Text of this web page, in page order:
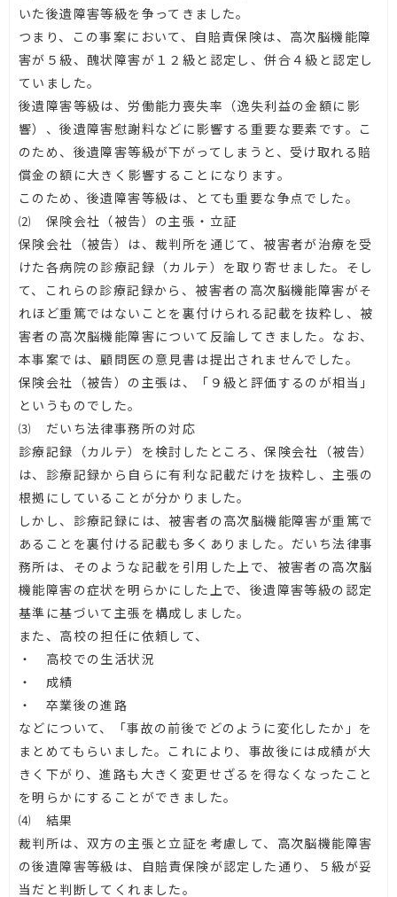
いた後遺障害等級を争ってきました。
つまり、この事案において、自賠責保険は、高次脳機能障
害が５級、醜状障害が１２級と認定し、併合４級と認定し
ていました。
後遺障害等級は、労働能力喪失率（逸失利益の金額に影
響）、後遺障害慰謝料などに影響する重要な要素です。こ
のため、後遺障害等級が下がってしまうと、受け取れる賠
償金の額に大きく影響することになります。
このため、後遺障害等級は、とても重要な争点でした。
⑵ 保険会社（被告）の主張・立証
保険会社（被告）は、裁判所を通じて、被害者が治療を受
けた各病院の診療記録（カルテ）を取り寄せました。そし
て、これらの診療記録から、被害者の高次脳機能障害がそ
れほど重篤ではないことを裏付けられる記載を抜粋し、被
害者の高次脳機能障害について反論してきました。なお、
本事案では、顧問医の意見書は提出されませんでした。
保険会社（被告）の主張は、「９級と評価するのが相当」
というものでした。
⑶ だいち法律事務所の対応
診療記録（カルテ）を検討したところ、保険会社（被告）
は、診療記録から自らに有利な記載だけを抜粋し、主張の
根拠にしていることが分かりました。
しかし、診療記録には、被害者の高次脳機能障害が重篤で
あることを裏付ける記載も多くありました。だいち法律事
務所は、そのような記載を引用した上で、被害者の高次脳
機能障害の症状を明らかにした上で、後遺障害等級の認定
基準に基づいて主張を構成しました。
また、高校の担任に依頼して、
・ 高校での生活状況
・ 成績
・ 卒業後の進路
などについて、「事故の前後でどのように変化したか」を
まとめてもらいました。これにより、事故後には成績が大
きく下がり、進路も大きく変更せざるを得なくなったこと
を明らかにすることができました。
⑷ 結果
裁判所は、双方の主張と立証を考慮して、高次脳機能障害
の後遺障害等級は、自賠責保険が認定した通り、５級が妥
当だと判断してくれました。